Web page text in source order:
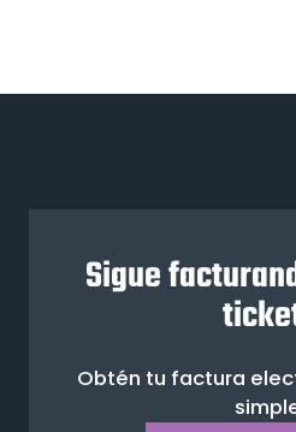
Sigue
Obtén tu factura